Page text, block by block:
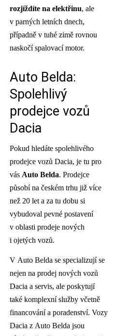
rozjíždíte na elektřinu, ale
v parných letních dnech,
případně v tuhé zimě rovnou
naskočí spalovací motor.
Auto Belda:
Spolehlivý
prodejce vozů
Dacia
Pokud hledáte spolehlivého
prodejce vozů Dacia, je tu pro
vás Auto Belda. Prodejce
působí na českém trhu již více
než 20 let a za tu dobu si
vybudoval pevné postavení
v oblasti prodeje nových
i ojetých vozů.
V Auto Belda se specializují se
nejen na prodej nových vozů
Dacia a servis, ale poskytují
také komplexní služby včetně
financování a poradenství. Vozy
Dacia z Auto Belda jsou